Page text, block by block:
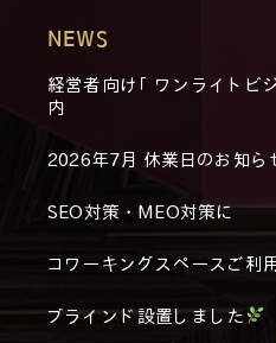
NEWS
経営者向け「ワンライトビ
内
2026年7月 休業日のお知ら
SEO対策・MEO対策に
コワーキングスペースご利
ブラインド設置しました